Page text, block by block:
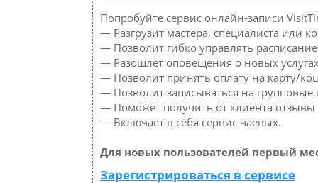
Попробуйте сервис онлайн-записи
— Разгрузит мастера, специалиста или
— Позволит гибко управлять
— Разошлет оповещения о новых
— Позволит принять оплату на карту/
— Позволит записываться на
— Поможет получить от клиента отзывы
— Включает в себя сервис чаевых.
Для новых пользователей первый
Зарегистрироваться в сервисе